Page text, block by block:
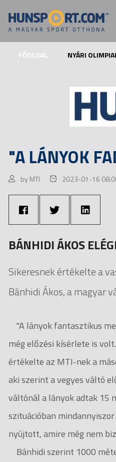
FŐOLDAL NYÁRI
"A LÁNYOK
by MTI 2023-01-16
BÁNHIDI ÁKOS
Sikeresnek értékelte a
Bánhidi Ákos, a magyar
"A lányok fantasztikus
még előzési kísérlete is
értékelte az MTI-nek a
aki szerint a vegyes váltó
váltónál a lányok adtak 15
szituációban
nyújtott, amire még nem
Bánhidi szerint 1000